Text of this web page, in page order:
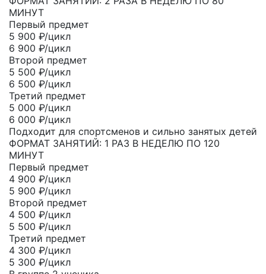
МИНУТ
Первый предмет
5 900 ₽/цикл
6 900 ₽/цикл
Второй предмет
5 500 ₽/цикл
6 500 ₽/цикл
Третий предмет
5 000 ₽/цикл
6 000 ₽/цикл
Подходит для спортсменов и сильно занятых детей
ФОРМАТ ЗАНЯТИЙ: 1 РАЗ В НЕДЕЛЮ ПО 120
МИНУТ
Первый предмет
4 900 ₽/цикл
5 900 ₽/цикл
Второй предмет
4 500 ₽/цикл
5 500 ₽/цикл
Третий предмет
4 300 ₽/цикл
5 300 ₽/цикл